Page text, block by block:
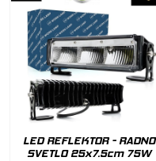
LED REFLEKTOR - RADNO
SVETLO 25x7.5cm 75W